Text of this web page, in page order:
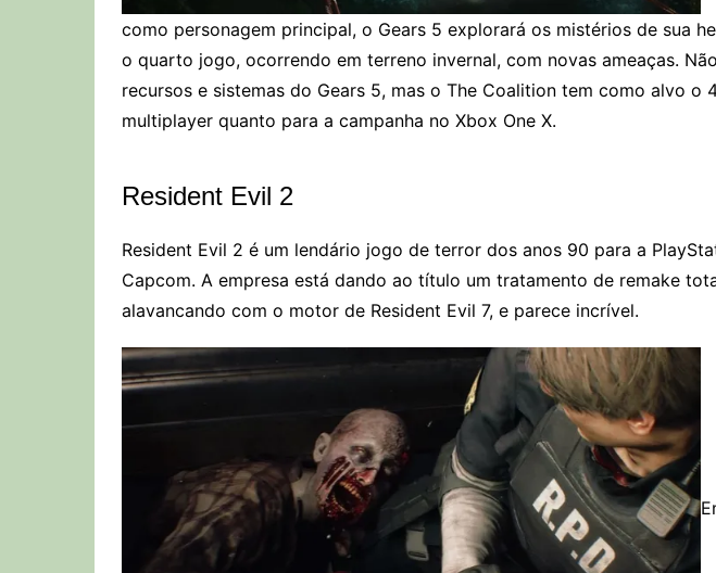
como personagem principal, o Gears 5 explorará os mistérios de sua
o quarto jogo, ocorrendo em terreno invernal, com novas ameaças.
recursos e sistemas do Gears 5, mas o The Coalition tem como alvo o
multiplayer quanto para a campanha no Xbox One X.
Resident Evil 2
Resident Evil 2 é um lendário jogo de terror dos anos 90 para a
Capcom. A empresa está dando ao título um tratamento de remake
alavancando com o motor de Resident Evil 7, e parece incrível.